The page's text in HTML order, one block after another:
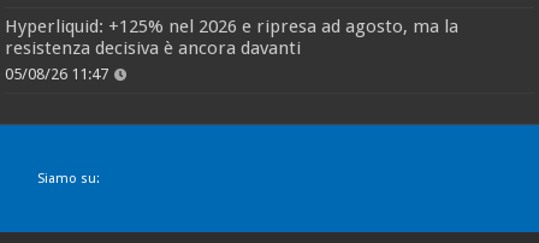
Hyperliquid: +125% nel 2026 e ripresa ad agosto, ma la
resistenza decisiva è ancora davanti
05/08/26 11:47
Siamo su: